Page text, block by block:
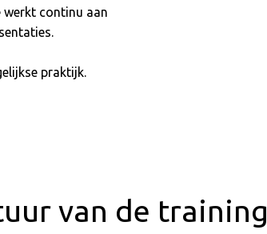
werkt continu aan
praktijk.
van de training